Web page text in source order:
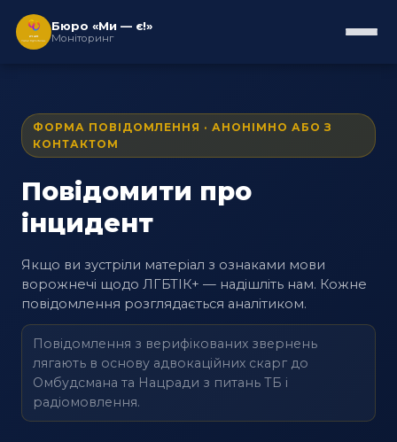
Бюро «Ми — є!»
Моніторинг
ФОРМА ПОВІДОМЛЕННЯ · АНОНІМНО АБО З
КОНТАКТОМ
Повідомити про
інцидент
Якщо ви зустріли матеріал з ознаками мови
ворожнечі щодо ЛГБТІК+ — надішліть нам. Кожне
повідомлення розглядається аналітиком.
Повідомлення з верифікованих звернень
лягають в основу адвокаційних скарг до
Омбудсмана та Нацради з питань ТБ і
радіомовлення.